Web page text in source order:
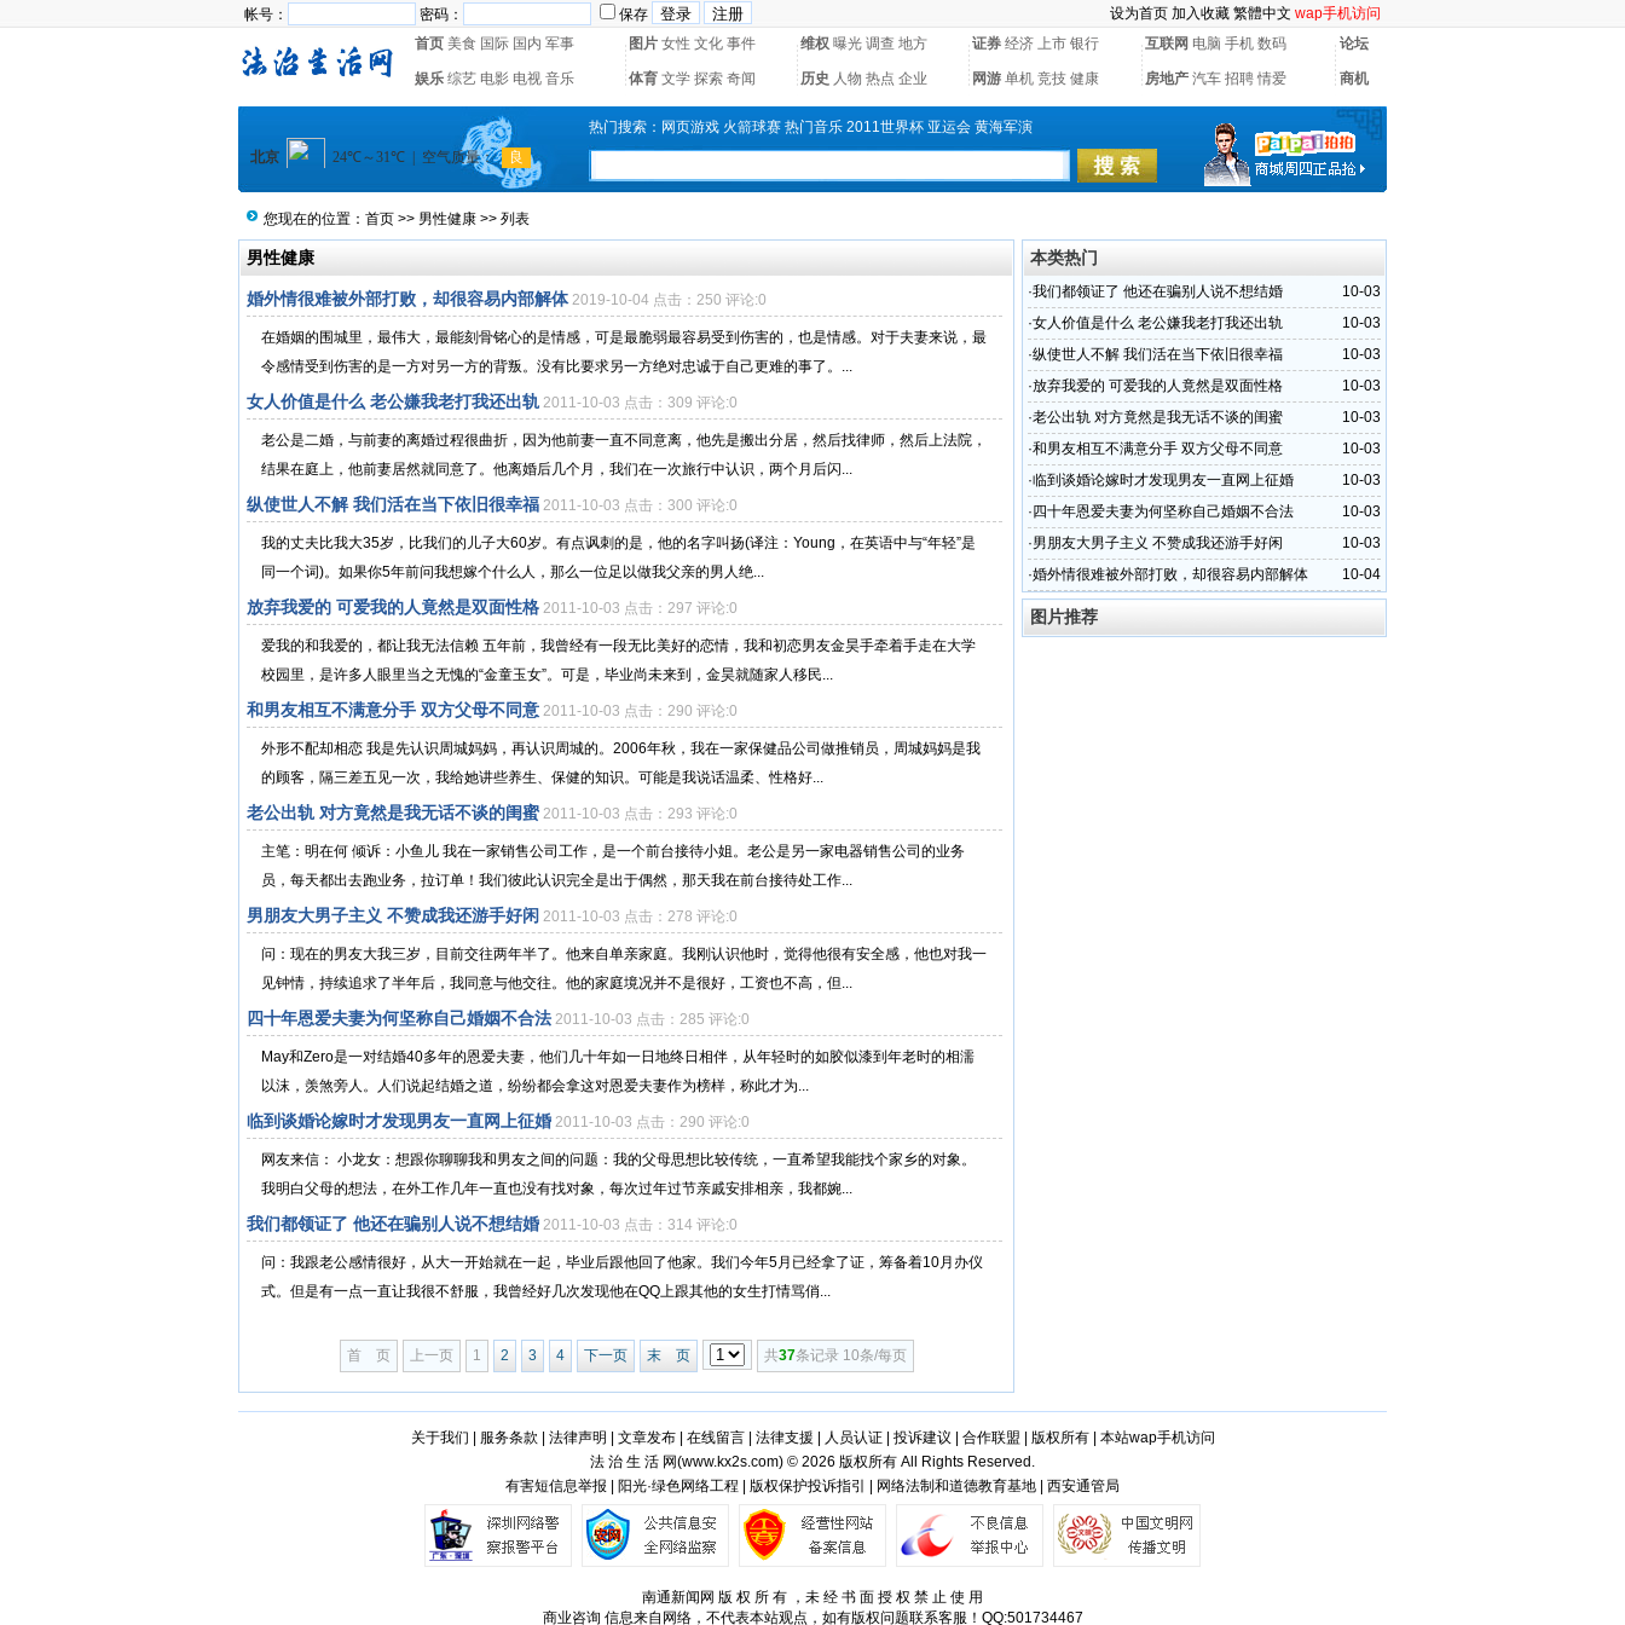
帐号： 密码： 保存 设为首页 加入收藏 繁體中文 wap手机访问
首页 美食 国际 国内 军事 图片 女性 文化 事件 维权 曝光 调查 地方 证券 经济 上市 银行 互联网 电脑 手机 数码 论坛
娱乐 综艺 电影 电视 音乐 体育 文学 探索 奇闻 历史 人物 热点 企业 网游 单机 竞技 健康 房地产 汽车 招聘 情爱 商机
热门搜索： 网页游戏 火箭球赛 热门音乐 2011世界杯 亚运会 黄海军演
您现在的位置： 首页 >> 男性健康 >> 列表
男性健康
婚外情很难被外部打败，却很容易内部解体 2019-10-04 点击：250 评论:0
在婚姻的围城里，最伟大，最能刻骨铭心的是情感，可是最脆弱最容易受到伤害的，也是情感。对于夫妻来说，最
令感情受到伤害的是一方对另一方的背叛。没有比要求另一方绝对忠诚于自己更难的事了。...
女人价值是什么 老公嫌我老打我还出轨 2011-10-03 点击：309 评论:0
老公是二婚，与前妻的离婚过程很曲折，因为他前妻一直不同意离，他先是搬出分居，然后找律师，然后上法院，
结果在庭上，他前妻居然就同意了。他离婚后几个月，我们在一次旅行中认识，两个月后闪...
纵使世人不解 我们活在当下依旧很幸福 2011-10-03 点击：300 评论:0
我的丈夫比我大35岁，比我们的儿子大60岁。有点讽刺的是，他的名字叫扬(译注：Young，在英语中与“年轻”是
同一个词)。如果你5年前问我想嫁个什么人，那么一位足以做我父亲的男人绝...
放弃我爱的 可爱我的人竟然是双面性格 2011-10-03 点击：297 评论:0
爱我的和我爱的，都让我无法信赖 五年前，我曾经有一段无比美好的恋情，我和初恋男友金昊手牵着手走在大学
校园里，是许多人眼里当之无愧的“金童玉女”。可是，毕业尚未来到，金昊就随家人移民...
和男友相互不满意分手 双方父母不同意 2011-10-03 点击：290 评论:0
外形不配却相恋 我是先认识周城妈妈，再认识周城的。2006年秋，我在一家保健品公司做推销员，周城妈妈是我
的顾客，隔三差五见一次，我给她讲些养生、保健的知识。可能是我说话温柔、性格好...
老公出轨 对方竟然是我无话不谈的闺蜜 2011-10-03 点击：293 评论:0
主笔：明在何 倾诉：小鱼儿 我在一家销售公司工作，是一个前台接待小姐。老公是另一家电器销售公司的业务
员，每天都出去跑业务，拉订单！我们彼此认识完全是出于偶然，那天我在前台接待处工作...
男朋友大男子主义 不赞成我还游手好闲 2011-10-03 点击：278 评论:0
问：现在的男友大我三岁，目前交往两年半了。他来自单亲家庭。我刚认识他时，觉得他很有安全感，他也对我一
见钟情，持续追求了半年后，我同意与他交往。他的家庭境况并不是很好，工资也不高，但...
四十年恩爱夫妻为何坚称自己婚姻不合法 2011-10-03 点击：285 评论:0
May和Zero是一对结婚40多年的恩爱夫妻，他们几十年如一日地终日相伴，从年轻时的如胶似漆到年老时的相濡
以沫，羡煞旁人。人们说起结婚之道，纷纷都会拿这对恩爱夫妻作为榜样，称此才为...
临到谈婚论嫁时才发现男友一直网上征婚 2011-10-03 点击：290 评论:0
网友来信： 小龙女：想跟你聊聊我和男友之间的问题：我的父母思想比较传统，一直希望我能找个家乡的对象。
我明白父母的想法，在外工作几年一直也没有找对象，每次过年过节亲戚安排相亲，我都婉...
我们都领证了 他还在骗别人说不想结婚 2011-10-03 点击：314 评论:0
问：我跟老公感情很好，从大一开始就在一起，毕业后跟他回了他家。我们今年5月已经拿了证，筹备着10月办仪
式。但是有一点一直让我很不舒服，我曾经好几次发现他在QQ上跟其他的女生打情骂俏...
首 页 上一页 1 2 3 4 下一页 末 页 共37条记录 10条/每页
本类热门
10-03
·我们都领证了 他还在骗别人说不想结婚
10-03
·女人价值是什么 老公嫌我老打我还出轨
10-03
·纵使世人不解 我们活在当下依旧很幸福
10-03
·放弃我爱的 可爱我的人竟然是双面性格
10-03
·老公出轨 对方竟然是我无话不谈的闺蜜
10-03
·和男友相互不满意分手 双方父母不同意
10-03
·临到谈婚论嫁时才发现男友一直网上征婚
10-03
· 四十年恩爱夫妻为何坚称自己婚姻不合法
10-03
·男朋友大男子主义 不赞成我还游手好闲
10-04
·婚外情很难被外部打败，却很容易内部解体
图片推荐
关于我们 服务条款 法律声明 文章发布| 在线留言| 法律支援 人员认证| 投诉建议 合作联盟 版权所有| 本站wap手机访问
法 治 生 活 网(www.kx2s.com) © 2026 版权所有 All Rights Reserved.
有害短信息举报 | 阳光·绿色网络工程 | 版权保护投诉指引 | 网络法制和道德教育基地 | 西安通管局
南通新闻网 版 权 所 有 ，未 经 书 面 授 权 禁 止 使 用
商业咨询 信息来自网络，不代表本站观点，如有版权问题联系客服！QQ:501734467